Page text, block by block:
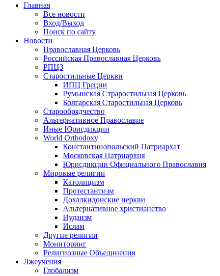
Главная
Все новости
Вход/Выход
Поиск по сайту
Новости
Православная Церковь
Российская Православная Церковь
РПЦЗ
Старостильные Церкви
ИПЦ Греции
Румынская Страростильная Церковь
Болгарская Старостильная Церковь
Старообрядчество
Альтернативное Православие
Иные Юрисдикции
World Orthodoxy
Константинопольский Патриархат
Московская Патриархия
Юрисдикции Официального Православия
Мировые религии
Католицизм
Протестантизм
Дохалкидонские церкви
Альтернативное христианство
Иудаизм
Ислам
Другие религии
Мониторинг
Религиозные Объединения
Лжеучения
Глобализм